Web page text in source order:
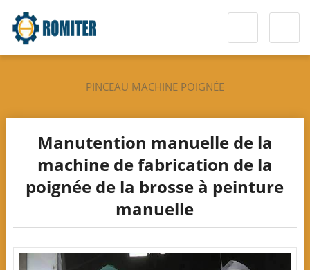
PINCEAU MACHINE POIGNÉE
Manutention manuelle de la
machine de fabrication de la
poignée de la brosse à peinture
manuelle